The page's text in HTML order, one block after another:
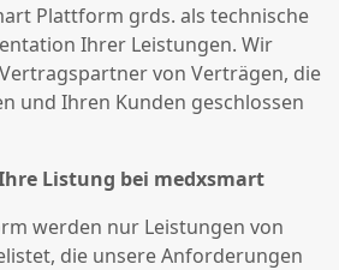
Plattform grds. als technische
Ihrer Leistungen. Wir
von Verträgen, die
und Ihren Kunden geschlossen
Listung bei medxsmart
werden nur Leistungen von
die unsere Anforderungen